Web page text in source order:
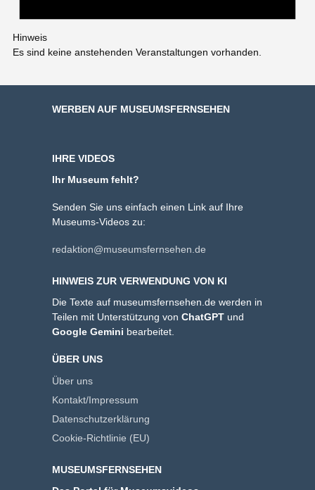
Hinweis
Es sind keine anstehenden Veranstaltungen vorhanden.
WERBEN AUF MUSEUMSFERNSEHEN
IHRE VIDEOS
Ihr Museum fehlt?
Senden Sie uns einfach einen Link auf Ihre
Museums-Videos zu:
redaktion@museumsfernsehen.de
HINWEIS ZUR VERWENDUNG VON KI
Die Texte auf museumsfernsehen.de werden in
Teilen mit Unterstützung von ChatGPT und
Google Gemini bearbeitet.
ÜBER UNS
Über uns
Kontakt/Impressum
Datenschutzerklärung
Cookie-Richtlinie (EU)
MUSEUMSFERNSEHEN